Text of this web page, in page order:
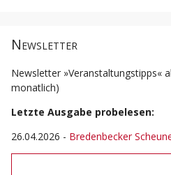
Newsletter
Newsletter »Veranstaltungstipps«
monatlich)
Letzte Ausgabe probelesen:
26.04.2026 - Bredenbecker